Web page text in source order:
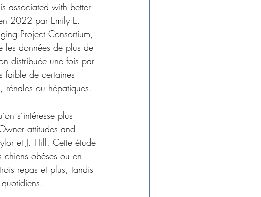
associated with better
2022 par Emily E.
Project Consortium,
les données de plus de
distribuée une fois par
faible de certaines
rénales ou hépatiques.
s’intéresse plus
attitudes and
et J. Hill. Cette étude
obèses ou en
repas et plus, tandis